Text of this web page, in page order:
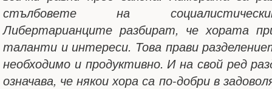
стълбовете на
Либертарианците разбират, че хората
таланти и интереси. Това прави
необходимо и продуктивно. И на свой ред
означава, че някои хора са по-добри в